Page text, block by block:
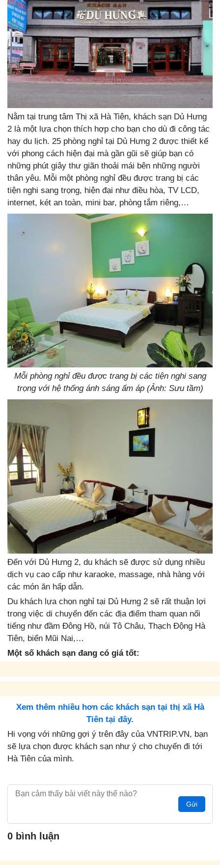
Nằm tại trung tâm Thị xã Hà Tiên, khách sạn Dủ Hưng
2 là một lựa chọn thích hợp cho bạn cho dù đi công tác
hay du lịch. 25 phòng nghỉ tại Dủ Hưng 2 được thiết kế
với phong cách hiện đại mà gần gũi sẽ giúp bạn có
những phút giây thư giãn thoải mái bên những người
thân yêu. Mỗi một phòng nghỉ đều được trang bị các
tiện nghi sang trọng, hiện đại như điều hòa, TV LCD,
internet, két an toàn, mini bar, phòng tắm riêng,…
Mỗi phòng nghỉ đều được trang bị các tiện nghi sang
trọng với hệ thống ánh sáng ấm áp (Ảnh: Sưu tầm)
Đến với Dủ Hưng 2, du khách sẽ được sử dụng nhiều
dịch vụ cao cấp như karaoke, massage, nhà hàng với
các món ăn hấp dẫn.
Du khách lựa chọn nghỉ tại Dủ Hưng 2 sẽ rất thuận lợi
trong việc di chuyển đến các địa điểm tham quan nổi
tiếng như đầm Đông Hồ, núi Tô Châu, Thạch Động Hà
Tiên, biển Mũi Nai,…
Một số khách sạn đang có giá tốt:
Xem thêm nhiều hơn các khách sạn tại thị xã Hà
Tiên tại đây.
Hi vọng với những gợi ý trên đây của VNTRIP.VN, bạn
sẽ lựa chọn được khách sạn như ý cho chuyến đi tới
Hà Tiên của mình.
Gửi
0 bình luận